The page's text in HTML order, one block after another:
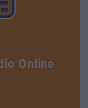
Online